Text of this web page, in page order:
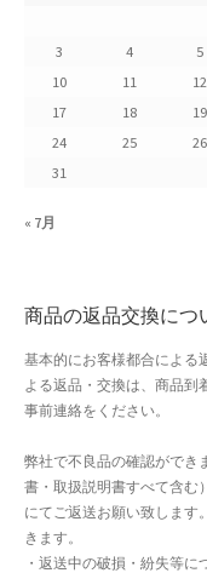
アフィリエイト登録
ウィンターセール
カート
ギフト特集
3
4 5
10
11 12
17
18 19
24
25 26
31
« 7月
商品の返品交換につ
基本的にお客様都合による
よる返品・交換は、商品到
事前連絡をください。
弊社で不良品の確認ができ
書・取扱説明書すべて含む
にてご返送お願い致します
きます。
・返送中の破損・紛失等